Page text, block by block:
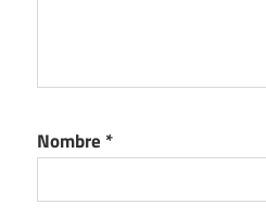
Nombre *